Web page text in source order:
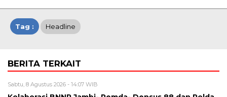
Tag : Headline
BERITA TERKAIT
Sabtu, 8 Agustus 2026 - 14:07 WIB